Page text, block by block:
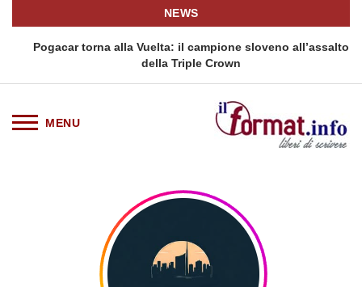
NEWS
Pogacar torna alla Vuelta: il campione sloveno all’assalto
della Triple Crown